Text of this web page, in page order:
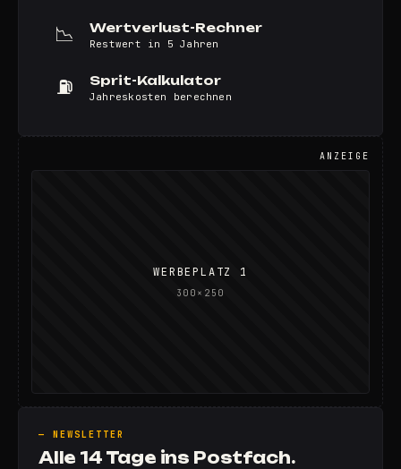
📉 Wertverlust-Rechner
Restwert in 5 Jahren
⛽ Sprit-Kalkulator
Jahreskosten berechnen
ANZEIGE
WERBEPLATZ 1
300×250
— NEWSLETTER
Alle 14 Tage ins Postfach.